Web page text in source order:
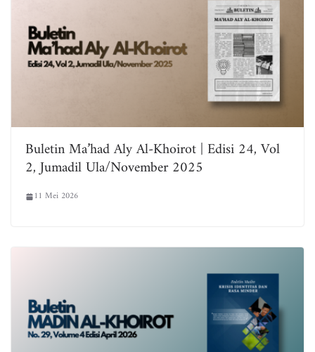
Buletin Ma’had Aly Al-Khoirot | Edisi 24, Vol
2, Jumadil Ula/November 2025
11 Mei 2026